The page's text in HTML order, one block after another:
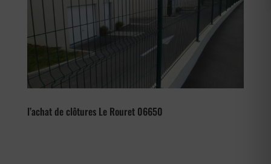
l’achat de clôtures Le Rouret 06650